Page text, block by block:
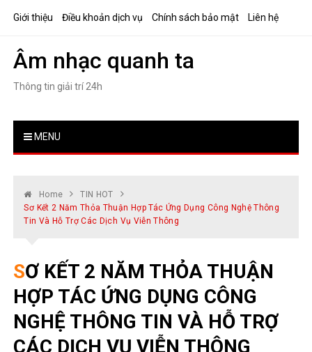
Giới thiệu Điều khoản dịch vụ Chính sách bảo mật Liên hệ
Âm nhạc quanh ta
Thông tin giải trí 24h
MENU
Home
TIN HOT
Sơ Kết 2 Năm Thỏa Thuận Hợp Tác Ứng Dụng Công Nghệ Thông
Tin Và Hỗ Trợ Các Dịch Vụ Viễn Thông
SƠ KẾT 2 NĂM THỎA THUẬN
HỢP TÁC ỨNG DỤNG CÔNG
NGHỆ THÔNG TIN VÀ HỖ TRỢ
CÁC DỊCH VỤ VIỄN THÔNG